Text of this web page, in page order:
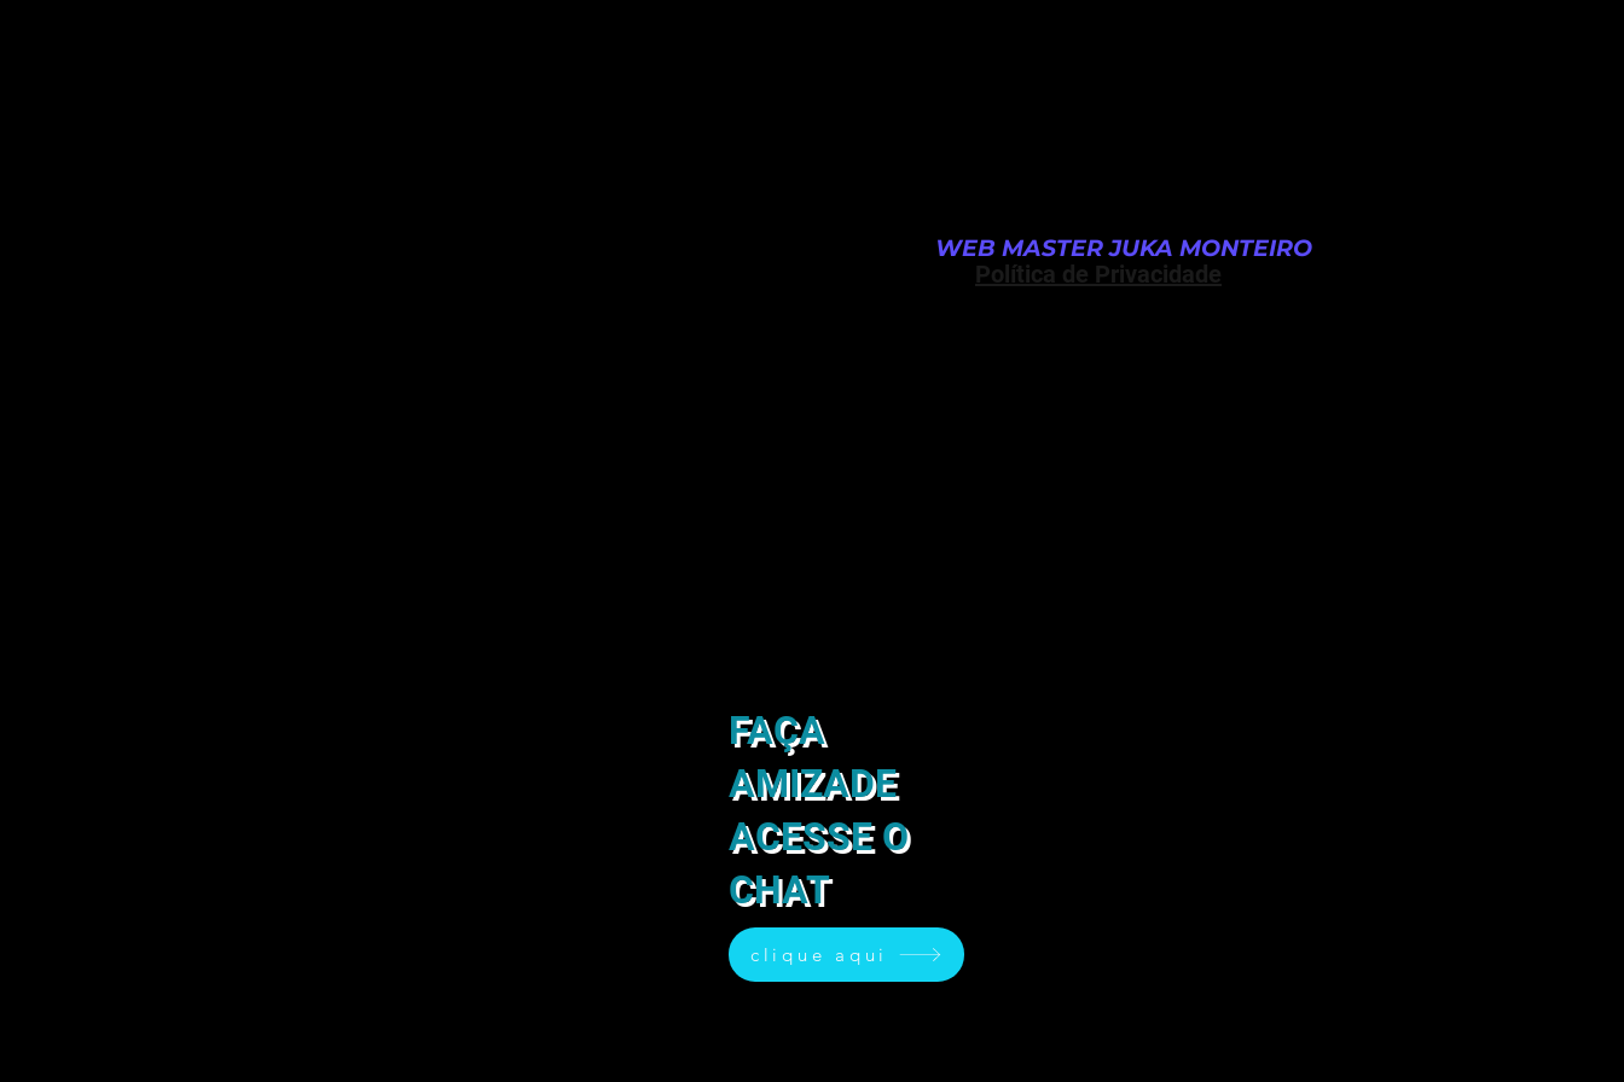
WEB MASTER JUKA MONTEIRO
Política de Privacidade
FAÇA
AMIZADE
ACESSE O
CHAT
clique aqui